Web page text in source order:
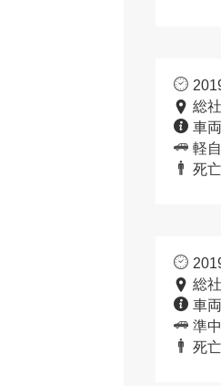
総
車
軽
死亡
総
車
準
死亡